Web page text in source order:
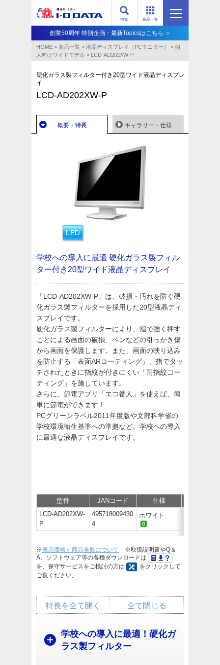
商品一覧
検索
創業50周年 特別企画・最新Topicsはこちら ＞
HOME > 商品一覧 > 液晶ディスプレイ（PCモニター） > 個
人向けワイドモデル > LCD-AD202XW-P
硬化ガラス製フィルター付き20型ワイド液晶ディスプレ
イ
LCD-AD202XW-P
概要・特長 ギャラリー・仕様
学校への導入に最適 硬化ガラス製フィル
ター付き20型ワイド液晶ディスプレイ
「LCD-AD202XW-P」は、破損・汚れを防ぐ硬
化ガラス製フィルターを採用した20型液晶ディ
スプレイです。
硬化ガラス製フィルターにより、指で強く押す
ことによる画面の破損、ペンなどの引っかき傷
から画面を保護します。また、画面の映り込み
を防止する「表面ARコーティング」、指でタッ
チされたときに指紋が付きにくい「耐指紋コー
ティング」を施しています。
さらに、節電アプリ「エコ番人」を使えば、簡
単に節電ができます！
PCグリーンラベル2011年度版や文部科学省の
学校環境衛生基準への準拠など、学校への導入
に最適な液晶ディスプレイです。
型番 JANコード 仕様
LCD-AD202XW-
P
495718009430
4
ホワイト
※表示価格と商品全般について ※取扱説明書やQ＆
A、ソフトウェア等の各種ダウンロードは
を、保守サービスをご検討の方は
をクリックして
ご覧ください。
全て閉じる
特長を全て開く
学校への導入に最適！硬化ガ
ラス製フィルター